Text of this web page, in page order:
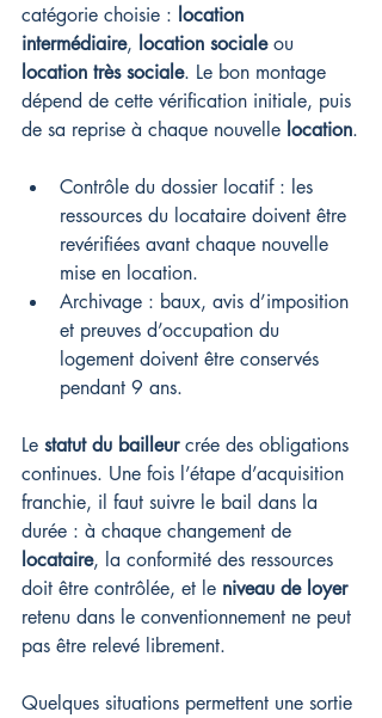
catégorie choisie : location
intermédiaire, location sociale ou
location très sociale. Le bon montage
dépend de cette vérification initiale, puis
de sa reprise à chaque nouvelle location.
Contrôle du dossier locatif : les
ressources du locataire doivent être
revérifiées avant chaque nouvelle
mise en location.
Archivage : baux, avis d’imposition
et preuves d’occupation du
logement doivent être conservés
pendant 9 ans.
Le statut du bailleur crée des obligations
continues. Une fois l’étape d’acquisition
franchie, il faut suivre le bail dans la
durée : à chaque changement de
locataire, la conformité des ressources
doit être contrôlée, et le niveau de loyer
retenu dans le conventionnement ne peut
pas être relevé librement.
Quelques situations permettent une sortie